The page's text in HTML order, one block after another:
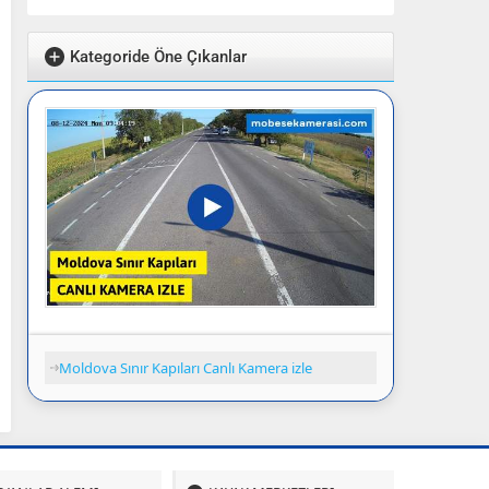
Kategoride Öne Çıkanlar
Moldova Sınır Kapıları Canlı Kamera izle